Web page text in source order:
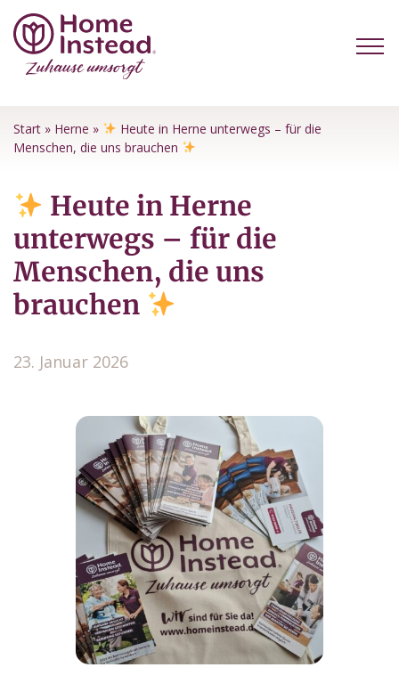
Start » Herne »
Heute in Herne unterwegs – für die
Menschen, die uns brauchen
Heute in Herne
unterwegs – für die
Menschen, die uns
brauchen
23. Januar 2026